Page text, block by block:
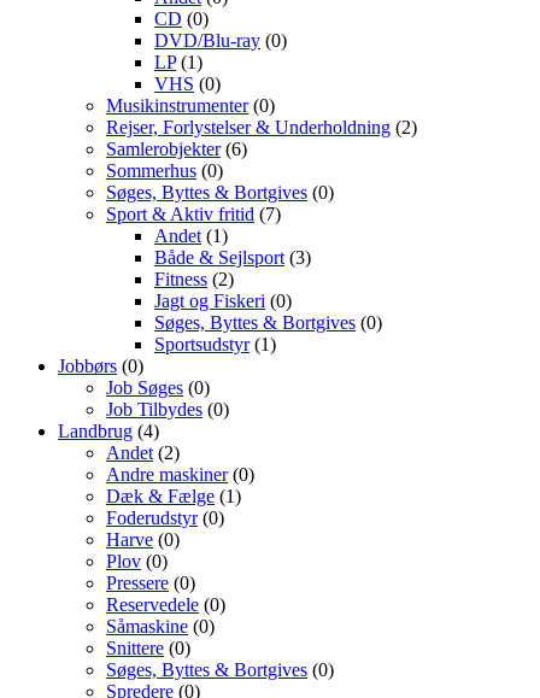
CD (0)
DVD/Blu-ray (0)
LP(1)
VHS (0)
Musikinstrumenter(0)
Rejser, Forlystelser & Underholdning (2)
Samlerobjekter(6)
Sommerhus (0)
Søges, Byttes & Bortgives (0)
Sport & Aktiv fritid (7)
Andet (1)
Både & Sejlsport (3)
Fitness (2)
Jagt og Fiskeri (0)
Søges, Byttes & Bortgives (0)
Sportsudstyr(1)
Jobbørs (0)
Job Søges (0)
Job Tilbydes (0)
Landbrug (4)
Andet (2)
Andre maskiner(0)
Dæk & Fælge (1)
Foderudstyr(0)
Harve (0)
Plov (0)
Pressere (0)
Reservedele (0)
Såmaskine (0)
Snittere (0)
Søges, Byttes & Bortgives (0)
Spredere (0)